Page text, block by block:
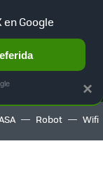
NUEVO
Robot Wifi
×
en Google